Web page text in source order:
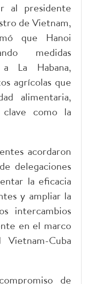
al presidente
de Vietnam,
que Hanoi
medidas
La Habana,
agrícolas que
alimentaria,
como la
acordaron
delegaciones
la eficacia
y ampliar la
intercambios
en el marco
Cuba
de